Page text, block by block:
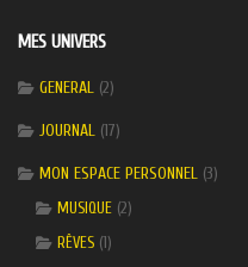
MES UNIVERS
GENERAL (2)
JOURNAL (17)
MON ESPACE PERSONNEL (3)
MUSIQUE (2)
RÊVES (1)